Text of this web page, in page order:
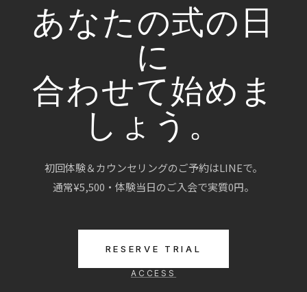
あなたの式の日
に
合わせて始めま
しょう。
初回体験＆カウンセリングのご予約はLINEで。
通常¥5,500・体験当日のご入会で実質0円。
RESERVE TRIAL
ACCESS